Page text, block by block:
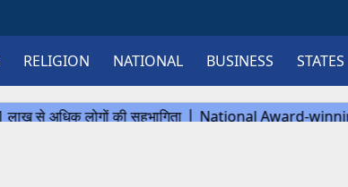
RELIGION NATIONAL BUSINESS STATES